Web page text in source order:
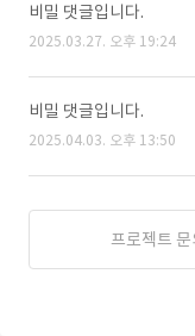
비밀 댓글입니다.
2025.03.27. 오후 19:24
비밀 댓글입니다.
2025.04.03. 오후 13:50
프로젝트